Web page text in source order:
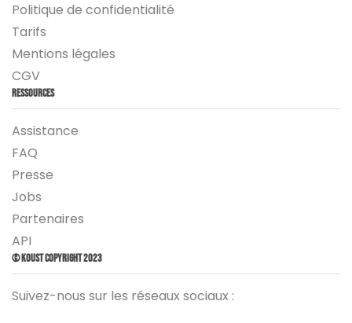
Politique de confidentialité
Tarifs
Mentions légales
CGV
Ressources
Assistance
FAQ
Presse
Jobs
Partenaires
API
© Koust Copyright 2023
Suivez-nous sur les réseaux sociaux :